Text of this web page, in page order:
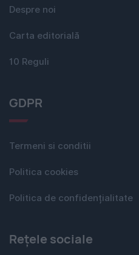
Despre noi
Carta editorială
10 Reguli
GDPR
Termeni si conditii
Politica cookies
Politica de confidențialitate
Rețele sociale